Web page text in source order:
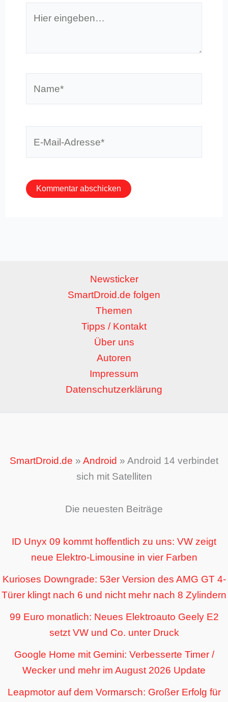
eingeben…
Newsticker
SmartDroid.de folgen
Themen
Tipps / Kontakt
Über uns
Autoren
Impressum
Datenschutzerklärung
SmartDroid.de » Android » Android 14 verbindet
sich mit Satelliten
Die neuesten Beiträge
ID Unyx 09 kommt hoffentlich zu uns: VW zeigt
neue Elektro-Limousine in vier Farben
Kurioses Downgrade: 53er Version des AMG GT 4-
Türer klingt nach 6 und nicht mehr nach 8 Zylindern
99 Euro monatlich: Neues Elektroauto Geely E2
setzt VW und Co. unter Druck
Google Home mit Gemini: Verbesserte Timer /
Wecker und mehr im August 2026 Update
Leapmotor auf dem Vormarsch: Großer Erfolg für